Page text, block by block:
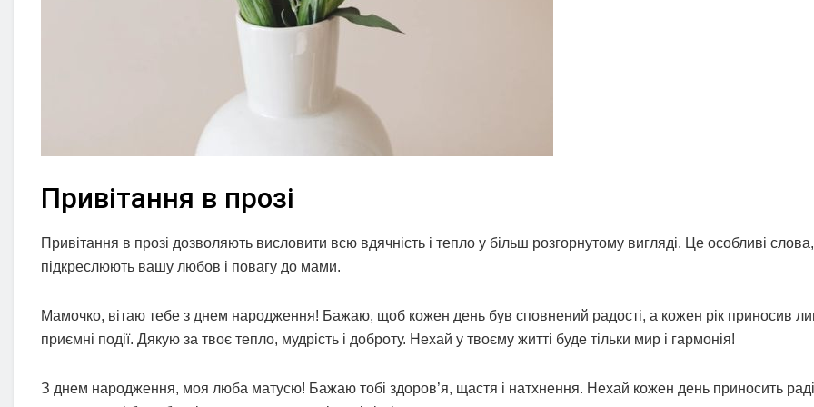
Привітання в прозі
Привітання в прозі дозволяють висловити всю вдячність і тепло у більш розгорнутому вигляді. Це особливі слова,
підкреслюють вашу любов і повагу до мами.
Мамочко, вітаю тебе з днем народження! Бажаю, щоб кожен день був сповнений радості, а кожен рік приносив
приємні події. Дякую за твоє тепло, мудрість і доброту. Нехай у твоєму житті буде тільки мир і гармонія!
З днем народження, моя люба матусю! Бажаю тобі здоров’я, щастя і натхнення. Нехай кожен день приносить